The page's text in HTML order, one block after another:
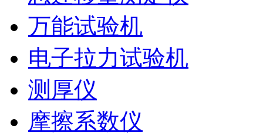
万能试验机
电子拉力试验机
测厚仪
摩擦系数仪